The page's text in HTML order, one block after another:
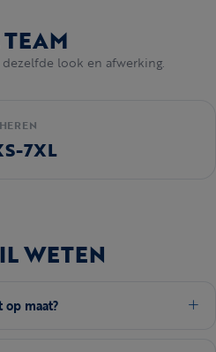
look en afwerking.
HEREN
7XL
WETEN
maat?